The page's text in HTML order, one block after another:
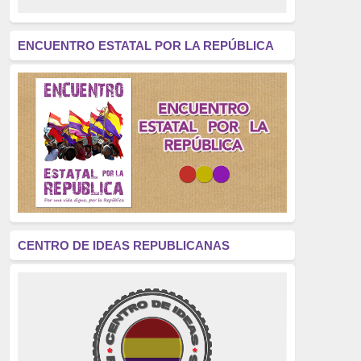
América Latina
(305)
Exhumación
(304)
Golpe de Estado
(304)
Brigadas Internacionales
(303)
pensamiento
(294)
Revisionismo
(289)
La Transición
(275)
educación pública
(270)
La Izquierda
(260)
ENCUENTRO ESTATAL POR LA REPÚBLICA
CENTRO DE IDEAS REPUBLICANAS